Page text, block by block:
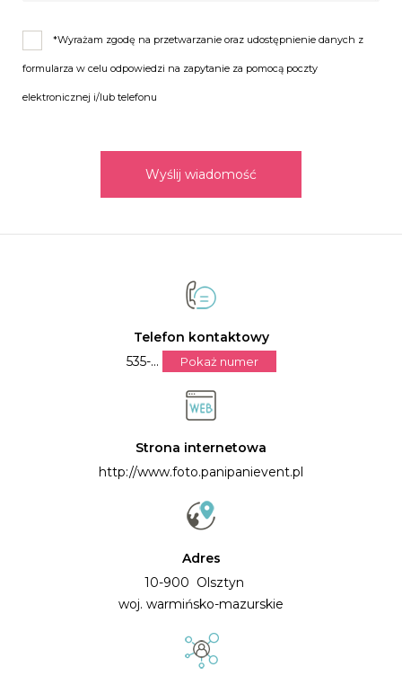
*Wyrażam zgodę na przetwarzanie oraz udostępnienie danych z
formularza w celu odpowiedzi na zapytanie za pomocą poczty
elektronicznej i/lub telefonu
Wyślij wiadomość
Telefon kontaktowy
535-...
Pokaż numer
Strona internetowa
http://www.foto.panipanievent.pl
Adres
10-900 Olsztyn
woj. warmińsko-mazurskie